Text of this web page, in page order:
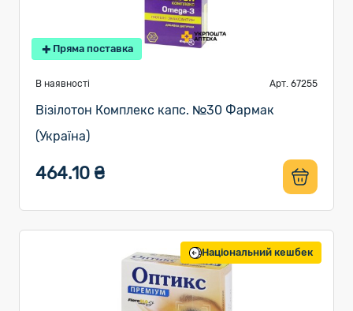
Пряма поставка
В наявності Арт. 67255
Візілотон Комплекс капс. №30 Фармак
(Україна)
464.10 ₴
Національний кешбек